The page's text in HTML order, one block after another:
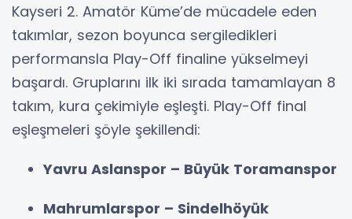
Kayseri 2. Amatör Küme’de mücadele eden
takımlar, sezon boyunca sergiledikleri
performansla Play-Off finaline yükselmeyi
başardı. Gruplarını ilk iki sırada tamamlayan 8
takım, kura çekimiyle eşleşti. Play-Off final
eşleşmeleri şöyle şekillendi:
Yavru Aslanspor – Büyük Toramanspor
Mahrumlarspor – Sindelhöyük